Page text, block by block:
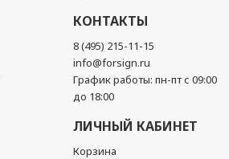
КОНТАКТЫ
8 (495) 215-11-15
info@forsign.ru
График работы: пн-пт с 09:00
до 18:00
ЛИЧНЫЙ КАБИНЕТ
Корзина